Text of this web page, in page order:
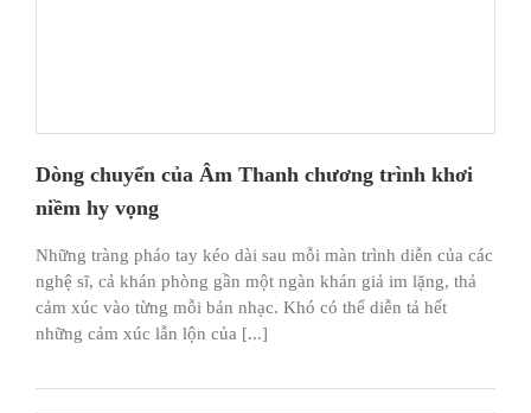
Dòng chuyển của Âm Thanh chương trình khơi
niềm hy vọng
Những tràng pháo tay kéo dài sau mỗi màn trình diễn của các
nghệ sĩ, cả khán phòng gần một ngàn khán giả im lặng, thả
cảm xúc vào từng mỗi bản nhạc. Khó có thể diễn tả hết
những cảm xúc lẫn lộn của [...]